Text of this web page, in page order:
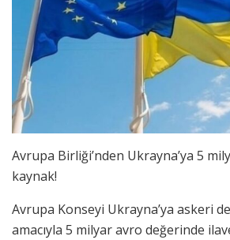
Avrupa Birliği’nden Ukrayna’ya 5
kaynak!
Avrupa Konseyi Ukrayna’ya askeri
amacıyla 5 milyar avro değerinde